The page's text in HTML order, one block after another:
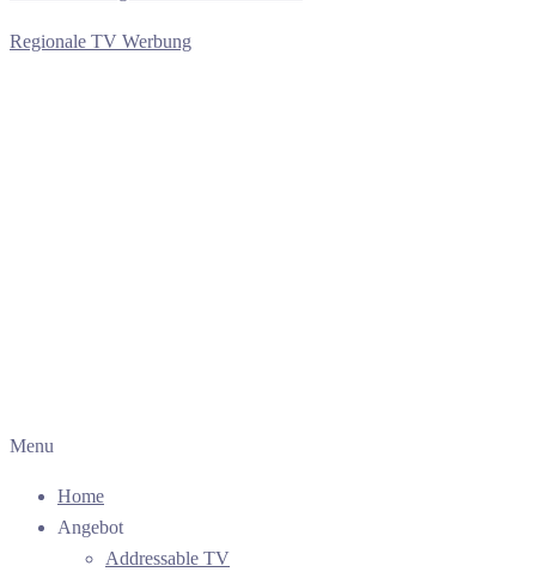
Regionale TV Werbung
Menu
Home
Angebot
Addressable TV